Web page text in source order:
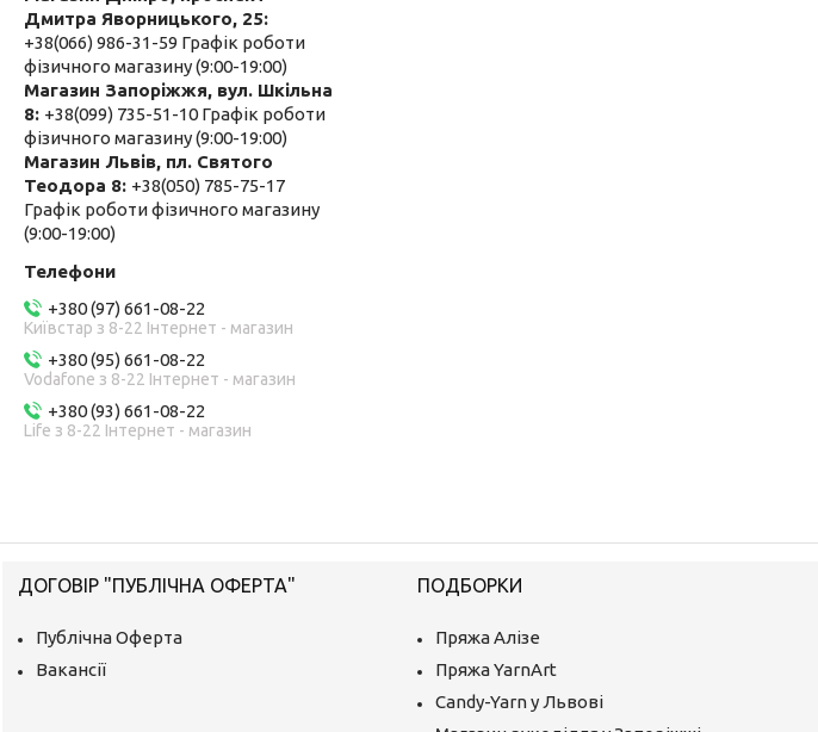
Дмитра Яворницького, 25
+38(066) 986-31-59 Графік роботи
фізичного магазину (9:00-19:00)
Магазин Запоріжжя, вул. Шкільна
8 +38(099) 735-51-10 Графік роботи
фізичного магазину (9:00-19:00)
Магазин Львів, пл. Святого
Теодора 8 +38(050) 785-75-17
Графік роботи фізичного магазину
(9:00-19:00)
+380 (97) 661-08-22
Київстар з 8-22 Інтернет - магазин
+380 (95) 661-08-22
Vodafone з 8-22 Інтернет - магазин
+380 (93) 661-08-22
Life з 8-22 Інтернет - магазин
ДОГОВІР "ПУБЛІЧНА ОФЕРТА"
Публічна Оферта
Вакансії
ПОДБОРКИ
Пряжа Алізе
Пряжа YarnArt
Candy-Yarn у Львові